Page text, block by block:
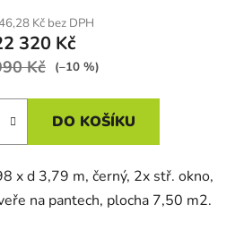
Kč bez DPH
320 Kč
Kč (–10 %)
DO KOŠÍKU
x d 3,79 m, černý, 2x stř. okno,
na pantech, plocha 7,50 m2.